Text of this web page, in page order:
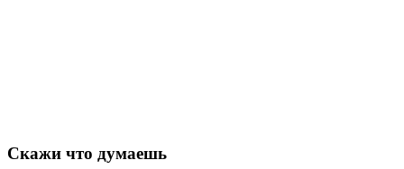
Скажи что думаешь